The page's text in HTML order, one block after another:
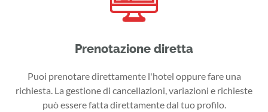
Prenotazione diretta
Puoi prenotare direttamente l'hotel oppure fare una
richiesta. La gestione di cancellazioni, variazioni e richieste
può essere fatta direttamente dal tuo profilo.